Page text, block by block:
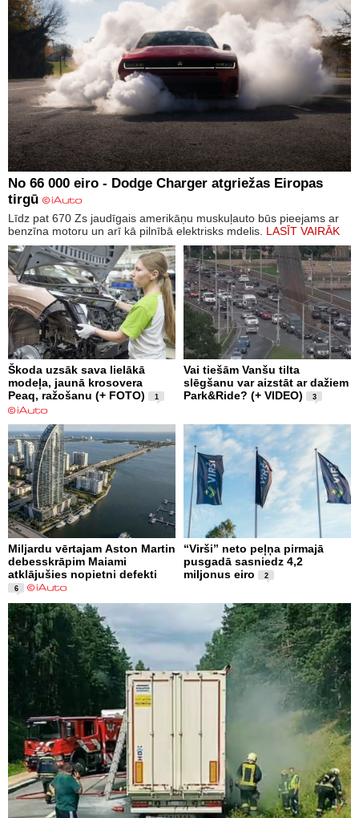
No 66 000 eiro - Dodge Charger atgriežas Eiropas
tirgū
Līdz pat 670 Zs jaudīgais amerikāņu muskuļauto būs pieejams ar
benzīna motoru un arī kā pilnībā elektrisks mdelis. LASĪT VAIRĀK
Škoda uzsāk sava lielākā
modeļa, jaunā krosovera
Peaq, ražošanu (+ FOTO)
1
Vai tiešām Vanšu tilta
slēgšanu var aizstāt ar dažiem
Park&Ride? (+ VIDEO)
3
Miljardu vērtajam Aston Martin
debesskrāpim Maiami
atklājušies nopietni defekti
6
“Virši” neto peļņa pirmajā
pusgadā sasniedz 4,2
miljonus eiro
2